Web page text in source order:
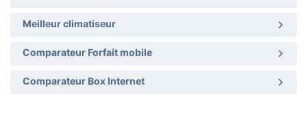
Meilleur climatiseur
Comparateur Forfait mobile
Comparateur Box Internet